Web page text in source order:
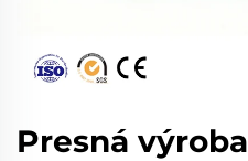
Presná výroba